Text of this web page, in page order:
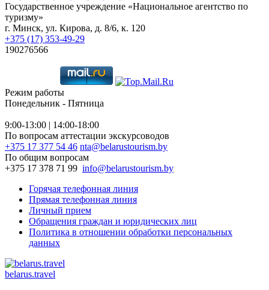
Государственное учреждение «Национальное агентство по
туризму»
г. Минск, ул. Кирова, д. 8/6, к. 120
+375 (17) 353-49-29
190276566
Режим работы
Понедельник - Пятница
9:00-13:00 | 14:00-18:00
По вопросам аттестации экскурсоводов
+375 17 377 54 46 nta@belarustourism.by
По общим вопросам
+375 17 378 71 99 info@belarustourism.by
Горячая телефонная линия
Прямая телефонная линия
Личный прием
Обращения граждан и юридических лиц
Политика в отношении обработки персональных
данных
belarus.travel